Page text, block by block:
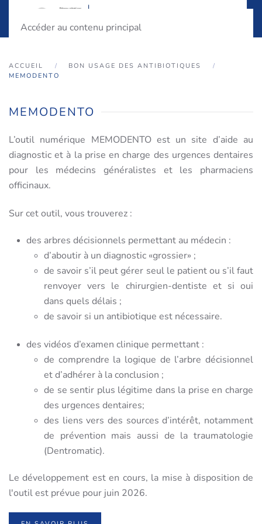
Accéder au contenu principal
ACCUEIL
BON USAGE DES ANTIBIOTIQUES
MEMODENTO
MEMODENTO
L’outil numérique MEMODENTO est un site d’aide au
diagnostic et à la prise en charge des urgences dentaires
pour les médecins généralistes et les pharmaciens
officinaux.
Sur cet outil, vous trouverez :
des arbres décisionnels permettant au médecin :
d’aboutir à un diagnostic «grossier» ;
de savoir s’il peut gérer seul le patient ou s’il faut
renvoyer vers le chirurgien-dentiste et si oui
dans quels délais ;
de savoir si un antibiotique est nécessaire.
des vidéos d’examen clinique permettant :
de comprendre la logique de l’arbre décisionnel
et d’adhérer à la conclusion ;
de se sentir plus légitime dans la prise en charge
des urgences dentaires;
des liens vers des sources d’intérêt, notamment
de prévention mais aussi de la traumatologie
(Dentromatic).
Le développement est en cours, la mise à disposition de
l'outil est prévue pour juin 2026.